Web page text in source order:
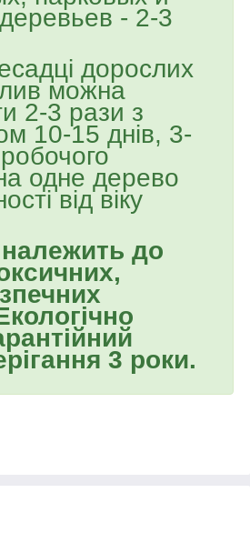
- 2-3
дорослих
можна
2-3 рази з
10-15 днів, 3-
робочого
одне дерево
від віку
до
3 роки.